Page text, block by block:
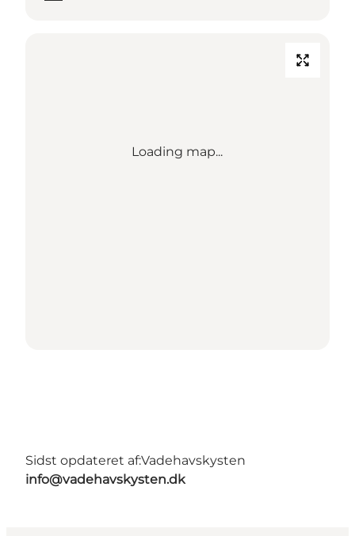
Loading map...
Sidst opdateret af:Vadehavskysten
info@vadehavskysten.dk